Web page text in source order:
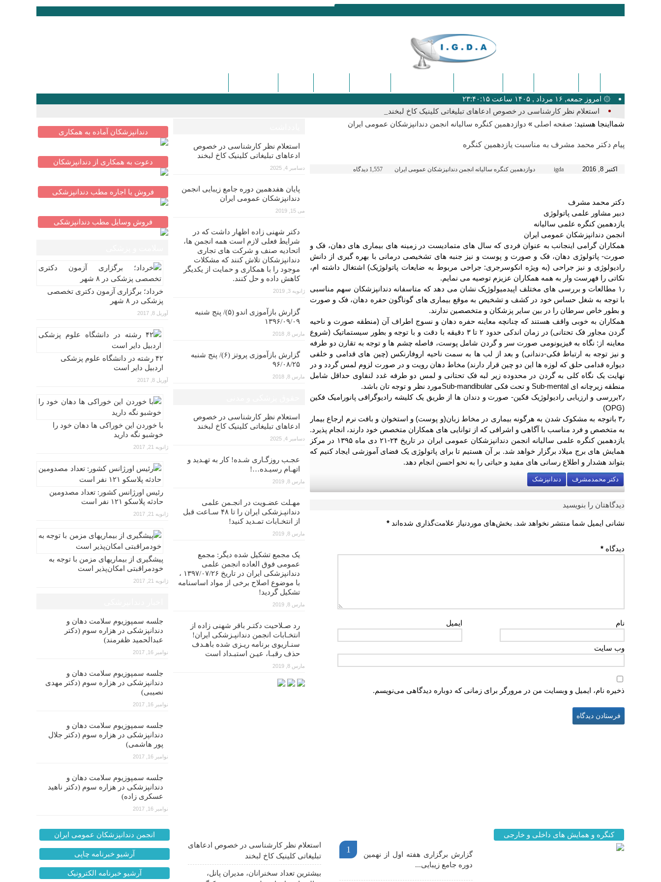
۞ امروز جمعه, ۱۶ مرداد , ۱۴۰۵ ساعت ۲۳:۴۰:۱۵
استعلام نظر کارشناسی در خصوص ادعاهای تبلیغاتی کلینیک کاخ لبخند_
شمااینجا هستید: صفحه اصلی » دوازدهمین کنگره سالیانه انجمن دندانپزشکان عمومی ایران
پیام دکتر محمد مشرف به مناسبت یازدهمین کنگره
اکتبر 8, 2016 igda دوازدهمین کنگره سالیانه انجمن دندانپزشکان عمومی ایران 1,557 دیدگاه
دکتر محمد مشرف
دبیر مشاور علمی پاتولوژی
یازدهمین کنگره علمی سالیانه
انجمن دندانپزشکان عمومی ایران
همکاران گرامی اینجانب به عنوان فردی که سال های متمادیست در زمینه های بیماری های دهان، فک و
صورت- پاتولوژی دهان، فک و صورت و پوست و نیز جنبه های تشخیصی درمانی با بهره گیری از دانش
رادیولوژی و نیز جراحی (به ویژه انکوسرجری: جراحی مربوط به ضایعات پاتولوژیک) اشتغال داشته ام،
نکاتی را فهرست وار به همه همکاران عزیزم توصیه می نمایم.
۱٫
مطالعات و بررسی های مختلف اپیدمیولوژیک نشان می دهد که متاسفانه دندانپزشکان سهم مناسبی
با توجه به شغل حساس خود در کشف و تشخیص به موقع بیماری های گوناگون حفره دهان، فک و صورت
و بطور خاص سرطان را در بین سایر پزشکان و متخصصین ندارند.
همکاران به خوبی واقف هستند که چنانچه معاینه حفره دهان و نسوج اطراف آن (منطقه صورت و ناحیه
گردن مجاور فک تحتانی) در زمان اندکی حدود ۲تا۳ دقیقه با دقت و با توجه و بطور سیستماتیک (شروع
معاینه از: نگاه به فیزیونومی صورت سر و گردن شامل پوست، فاصله چشم ها و توجه به تقارن دو طرفه
و نیز توجه به ارتباط فکی-دندانی) و بعد از لب ها به سمت ناحیه اروفارنکس (چین های قدامی و خلفی
دیواره قدامی حلق که لوزه ها این دو چین قرار دارند) مخاط دهان رویت و در صورت لزوم لمس گردد و در
نهایت یک نگاه کلی به گردن در محدوده زیر لبه فک تحتانی و لمس دو طرفه غدد لنفاوی حداقل شامل
منطقه زیرچانه ای Sub-mental و تحت فکی Sub-mandibularمورد نظر و توجه تان باشد.
۲٫بررسی و ارزیابی رادیولوژیک فکین- صورت و دندان ها از طریق یک کلیشه رادیوگرافی پانورامیک فکین
(
OPG
)
۳٫
باتوجه به مشکوک شدن به هرگونه بیماری در مخاط زبان(و پوست) و استخوان و بافت نرم ارجاع بیمار
به متخصص و فرد مناسب با آگاهی و اشرافی که از توانایی های همکاران متخصص خود دارند، انجام پذیرد.
یازدهمین کنگره علمی سالیانه انجمن دندانپزشکان عمومی ایران در تاریخ ۲۴-۲۱ دی ماه
۱۳۹۵ در مرکز
همایش های برج میلاد برگزار خواهد شد. بر آن هستیم تا برای پاتولوژی یک فضای آموزشی ایجاد کنیم که
بتواند هشدار و اطلاع رسانی های مفید و حیاتی را به نحو احسن انجام دهد.
دکتر محمدمشرف دندانپزشک
دیدگاهتان را بنویسید
نشانی ایمیل شما منتشر نخواهد شد. بخش‌های موردنیاز علامت‌گذاری شده‌اند *
دیدگاه *
نام ایمیل
وب‌ سایت
ذخیره نام، ایمیل و وبسایت من در مرورگر برای زمانی که دوباره دیدگاهی می‌نویسم.
استعلام نظر کارشناسی در خصوص
ادعاهای تبلیغاتی کلینیک کاخ لبخند
دسامبر 4, 2025
پایان هفدهمین دوره جامع زیبایی انجمن
دندانپزشکان عمومی ایران
می 15, 2019
دکتر شهنی زاده اظهار داشت که در
شرایط فعلی لازم است همه انجمن ها،
اتحادیه صنف و شرکت های تجاری
دندانپزشکان تلاش کنند که مشکلات
موجود را با همکاری و حمایت از یکدیگر
کاهش داده و حل کنند.
ژانویه 3, 2019
گزارش بازآموزی اندو (۵)/ پنج شنبه
۱۳۹۶/۰۹/۰۹
مارس 8, 2018
گزارش بازآموزی پروتز (۶)/ پنج شنبه
۹۶/۰۸/۲۵
مارس 8, 2018
استعلام نظر کارشناسی در خصوص
ادعاهای تبلیغاتی کلینیک کاخ لبخند
دسامبر 4, 2025
عجـب روزگـاری شـده! کار به تهـدید و
اتهـام رسیـده…!
مارس 8, 2019
مهـلت عضـویت در انجـمن علمی
دندانپـزشکی ایران را تا ۴۸ سـاعت قبل
از انتخـابات تمـدید کنید!
مارس 8, 2019
یک مجمع تشکیل شده دیگر: مجمع
عمومی فوق العاده انجمن علمی
دندانپزشکی ایران در تاریخ ۱۳۹۷/۰۷/۲۶ ،
با موضوع اصلاح برخی از مواد اساسنامه
تشکیل گردید!
مارس 8, 2019
رد صـلاحیت دکتـر باقر شهنی زاده از
انتخـابات انجمن دندانپـزشکی ایران!
سنـاریوی برنامه ریـزی شده باهـدف
حذف رقبـا، عیـن استبـداد است
مارس 8, 2019
دندانپزشکان آماده به همکاری
دعوت به همکاری از دندانپزشکان
فروش یا اجاره مطب دندانپزشکی
فروش وسایل مطب دندانپزشکی
خرداد؛ برگزاری آزمون دکتری تخصصی
پزشکی در ۸ شهر
آوریل 8, 2017
۴۲ رشته در دانشگاه علوم پزشکی
اردبیل دایر است
آوریل 8, 2017
با خوردن این خوراکی ها دهان خود را
خوشبو نگه دارید
ژانویه 21, 2017
رئیس اورژانس کشور: تعداد مصدومین
حادثه پلاسکو ۱۲۱ نفر است
ژانویه 21, 2017
پیشگیری از بیماریهای مزمن با توجه به
خودمراقبتی امکان‌پذیر است
ژانویه 21, 2017
جلسه سمپوزیوم سلامت دهان و
دندانپزشکی در هزاره سوم (دکتر
عبدالحمید ظفرمند)
نوامبر 16, 2017
جلسه سمپوزیوم سلامت دهان و
دندانپزشکی در هزاره سوم (دکتر مهدی
نصیبی)
نوامبر 16, 2017
جلسه سمپوزیوم سلامت دهان و
دندانپزشکی در هزاره سوم (دکتر جلال
پور هاشمی)
نوامبر 16, 2017
جلسه سمپوزیوم سلامت دهان و
دندانپزشکی در هزاره سوم (دکتر ناهید
عسکری زاده)
نوامبر 16, 2017
انجمن دندانپزشکان عمومی ایران
آرشیو خبرنامه چاپی
آرشیو خبرنامه الکترونیک
استعلام نظر کارشناسی در خصوص ادعاهای
تبلیغاتی کلینیک کاخ لبخند
بیشترین تعداد سخنرانان، مدیران پانل،
1
گزارش برگزاری هفته اول از نهمین
دوره جامع زیبایی...
کنگره و همایش های داخلی و خارجی